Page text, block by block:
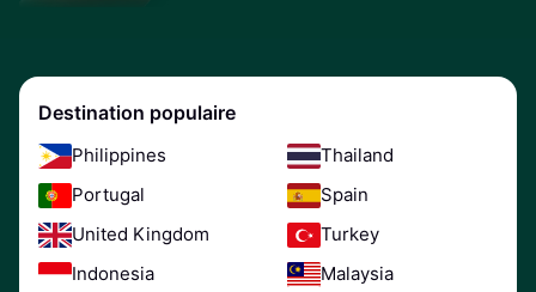
Destination populaire
Philippines
Thailand
Portugal
Spain
United Kingdom
Turkey
Indonesia
Malaysia